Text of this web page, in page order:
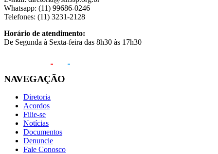
Whatsapp: (11) 99686-0246
Telefones: (11) 3231-2128
Horário de atendimento:
De Segunda à Sexta-feira das 8h30 às 17h30
NAVEGAÇÃO
Diretoria
Acordos
Filie-se
Notícias
Documentos
Denuncie
Fale Conosco